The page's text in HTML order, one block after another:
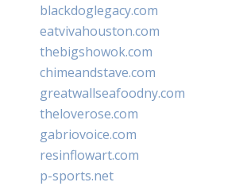
blackdoglegacy.com
eatvivahouston.com
thebigshowok.com
chimeandstave.com
greatwallseafoodny.com
theloverose.com
gabriovoice.com
resinflowart.com
p-sports.net